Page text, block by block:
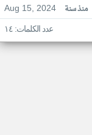
Aug 15, 2024
منذ سنة
عدد الكلمات: ١٤